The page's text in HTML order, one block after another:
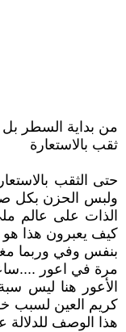
من بداية السطر بل
ثقب بالاستعارة
حتى الثقب
ولبس الحزن بكل
الذات على عالم
كيف يعبرون هذا هو
بنفس وفي وربما
مرة في اعور
الأعور هنا ليس
كريم العين لسبب
هذا الوصف للدلالة